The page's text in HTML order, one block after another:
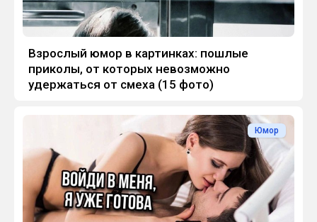
Взрослый юмор в картинках: пошлые
приколы, от которых невозможно
удержаться от смеха (15 фото)
Юмор